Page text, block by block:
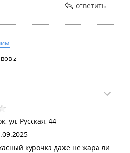
хамам больше обращаться не
ответить
2
ул. Русская, 44
курочка даже не жара ли